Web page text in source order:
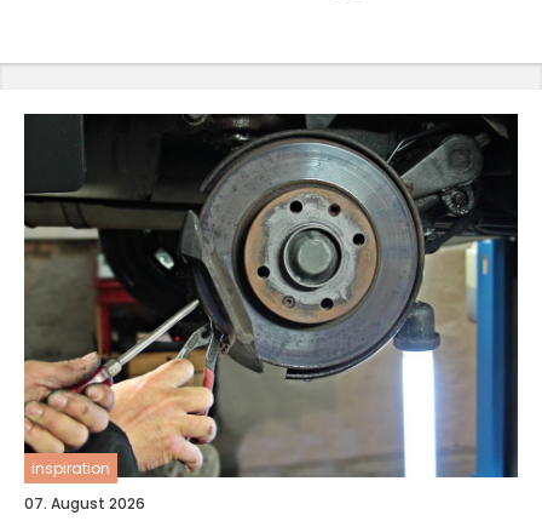
inspiration
07. August 2026